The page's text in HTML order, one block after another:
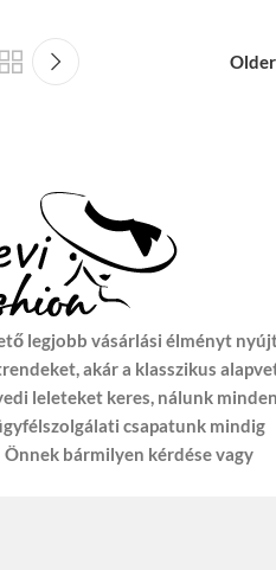
Older
legjobb vásárlási élményt
akár a klasszikus
leleteket keres, nálunk
csapatunk mindig
Önnek bármilyen kérdése vagy